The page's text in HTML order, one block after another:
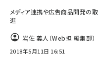
note (2322)
z世代 (1629)
メディア連携や広告商品開発の
進
岩佐 義人（Web担 編集部）
2018年5月11日 16:51